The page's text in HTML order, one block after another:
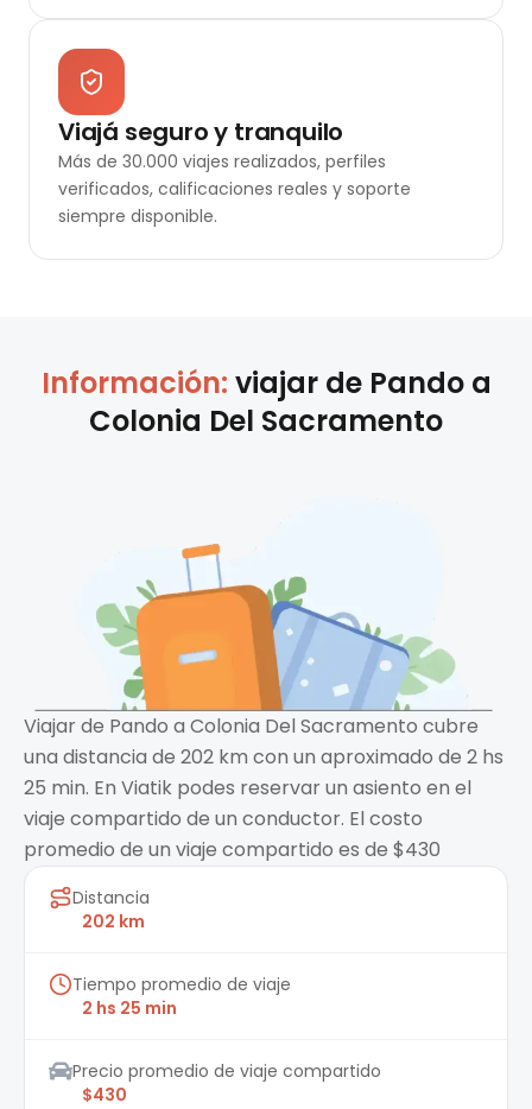
Viajá seguro y tranquilo
Más de 30.000 viajes realizados, perfiles
verificados, calificaciones reales y soporte
siempre disponible.
Información: viajar de Pandoa
Colonia Del Sacramento
Viajar de Pando a Colonia Del Sacramento cubre
una distancia de 202 km con un aproximado de 2 hs
25 min. En Viatik podes reservar un asiento en el
viaje compartido de un conductor. El costo
promedio de un viaje compartido es de $430
Distancia
202 km
Tiempo promedio de viaje
2 hs 25 min
Precio promedio de viaje compartido
$430